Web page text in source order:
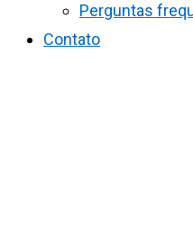
Perguntas
Contato